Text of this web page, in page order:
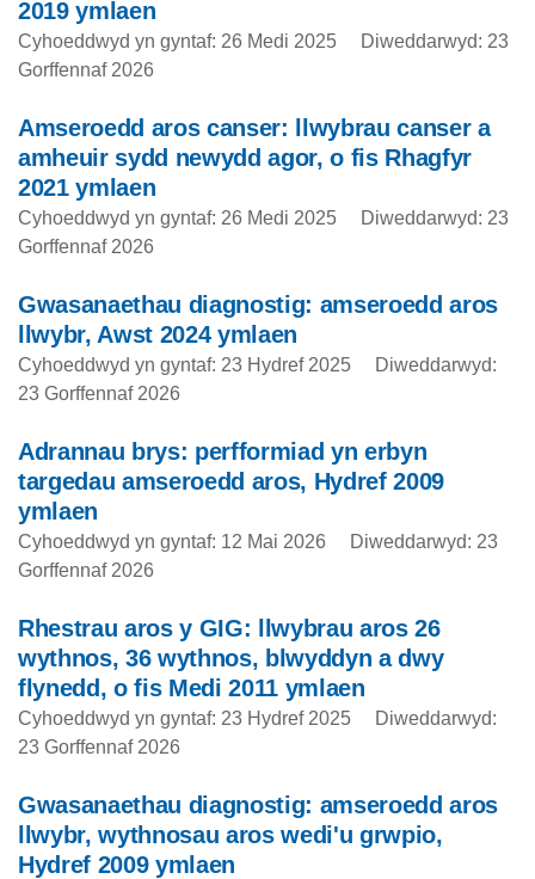
2019 ymlaen
Cyhoeddwyd yn gyntaf: 26 Medi 2025
Diweddarwyd: 23
Gorffennaf 2026
Amseroedd aros canser: llwybrau canser a
amheuir sydd newydd agor, o fis Rhagfyr
2021 ymlaen
Cyhoeddwyd yn gyntaf: 26 Medi 2025
Diweddarwyd: 23
Gorffennaf 2026
Gwasanaethau diagnostig: amseroedd aros
llwybr, Awst 2024 ymlaen
Cyhoeddwyd yn gyntaf: 23 Hydref 2025
Diweddarwyd:
23 Gorffennaf 2026
Adrannau brys: perfformiad yn erbyn
targedau amseroedd aros, Hydref 2009
ymlaen
Cyhoeddwyd yn gyntaf: 12 Mai 2026
Diweddarwyd: 23
Gorffennaf 2026
Rhestrau aros y GIG: llwybrau aros 26
wythnos, 36 wythnos, blwyddyn a dwy
flynedd, o fis Medi 2011 ymlaen
Cyhoeddwyd yn gyntaf: 23 Hydref 2025
Diweddarwyd:
23 Gorffennaf 2026
Gwasanaethau diagnostig: amseroedd aros
llwybr, wythnosau aros wedi'u grwpio,
Hydref 2009 ymlaen